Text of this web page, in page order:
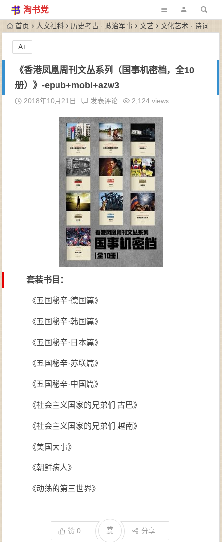
淘书党
首页 人文社科 历史考古 · 政治军事 文艺 文化艺术 · 诗词歌赋
《香港凤凰周刊文丛系列（国事机密档，全10
册）》-epub+mobi+azw3
2018年10月21日 发表评论 2,124 views
套装书目：
《五国秘辛·德国篇》
《五国秘辛·韩国篇》
《五国秘辛·日本篇》
《五国秘辛·苏联篇》
《五国秘辛·中国篇》
《社会主义国家的兄弟们 古巴》
《社会主义国家的兄弟们 越南》
《美国大事》
《朝鲜病人》
《动荡的第三世界》
赞0 赏 分享
A+